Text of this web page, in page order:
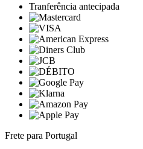
Tranferência antecipada
Frete para Portugal